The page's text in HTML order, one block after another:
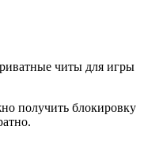
читы для игры
получить блокировку